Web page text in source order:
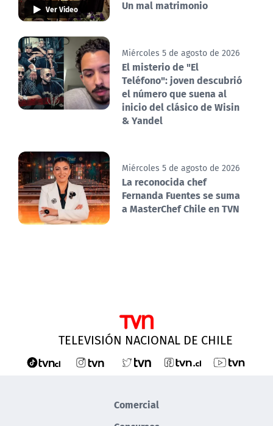
Ver Video
Un mal matrimonio
Miércoles 5 de agosto de 2026
El misterio de "El
Teléfono": joven descubrió
el número que suena al
inicio del clásico de Wisin
& Yandel
Miércoles 5 de agosto de 2026
La reconocida chef
Fernanda Fuentes se suma
a MasterChef Chile en TVN
TELEVISIÓN NACIONAL DE CHILE
Comercial